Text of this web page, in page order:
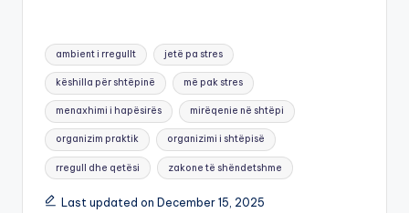
Tags:
ambient i rregullt jetë pa stres
këshilla për shtëpinë më pak stres
menaxhimi i hapësirës mirëqenie në shtëpi
organizim praktik organizimi i shtëpisë
rregull dhe qetësi zakone të shëndetshme
Last updated on December 15, 2025